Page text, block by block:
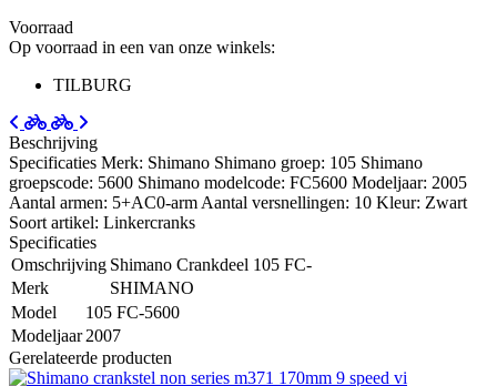
Voorraad
Op voorraad in een van onze winkels:
TILBURG
Beschrijving
Specificaties Merk: Shimano Shimano groep: 105 Shimano
groepscode: 5600 Shimano modelcode: FC5600 Modeljaar: 2005
Aantal armen: 5+AC0-arm Aantal versnellingen: 10 Kleur: Zwart
Soort artikel: Linkercranks
Specificaties
Omschrijving Shimano Crankdeel 105 FC-
Merk
SHIMANO
Model
105 FC-5600
Modeljaar 2007
Gerelateerde producten